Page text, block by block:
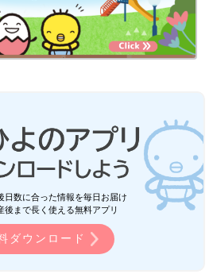
日数に合った情報を毎日お届け
後まで長く使える無料アプリ
ダウンロード